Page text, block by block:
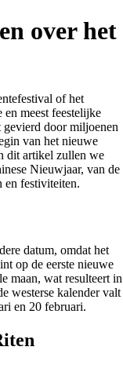
over het
of het
en meest feestelijke
door miljoenen
van het nieuwe
dit artikel zullen we
Nieuwjaar, van de
en festiviteiten.
datum, omdat het
op de eerste nieuwe
maan, wat resulteert in
westerse kalender valt
en 20 februari.